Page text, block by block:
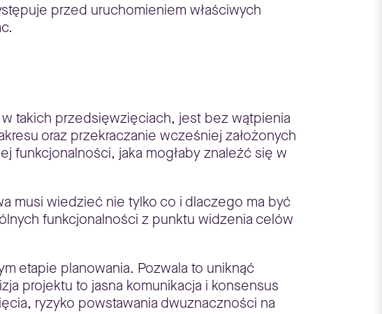
przed uruchomieniem właściwych
takich przedsięwzięciach, jest bez wątpienia
oraz przekraczanie wcześniej założonych
funkcjonalności, jaka mogłaby znaleźć się w
musi wiedzieć nie tylko co i dlaczego ma być
funkcjonalności z punktu widzenia celów
etapie planowania. Pozwala to uniknąć
projektu to jasna komunikacja i konsensus
ryzyko powstawania dwuznaczności na